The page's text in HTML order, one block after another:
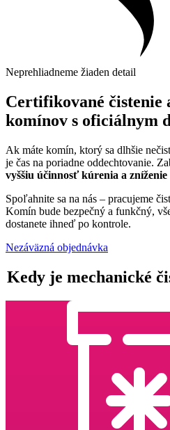
Neprehliadneme žiaden detail
Certifikované čistenie
komínov s oficiálnym
Ak máte komín, ktorý sa dlhšie
je čas na poriadne oddechtovanie.
vyššiu účinnosť kúrenia a
Spoľahnite sa na nás – pracujeme
Komín bude bezpečný a funkčný,
dostanete ihneď po kontrole.
Nezáväzná objednávka
Kedy je mechanické